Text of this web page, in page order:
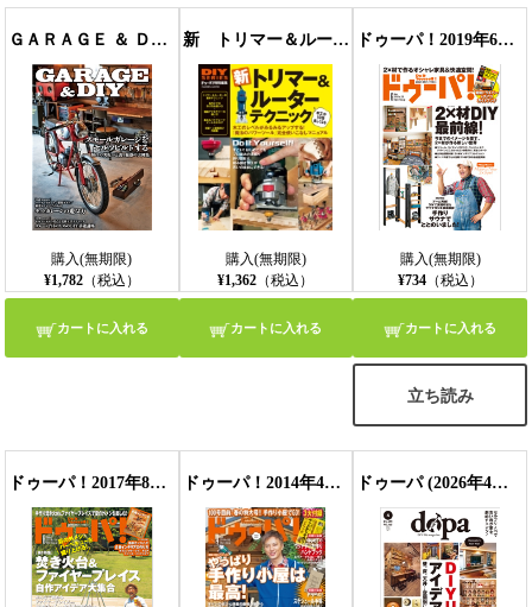
【モバイルビューア】
ＧＡＲＡＧＥ ＆ ＤＩＹ
購入(無期限)
¥1,782（税込）
カートに入れる
新 トリマー＆ルーター テクニック
購入(無期限)
¥1,362 （税込）
カートに入れる
ドゥーパ！2019年6月号
購入(無期限)
¥734（税込）
カートに入れる
立ち読み
ドゥーパ！2017年8月号 ドゥーパ！2014年4月号 ドゥーパ (2026年4月号)